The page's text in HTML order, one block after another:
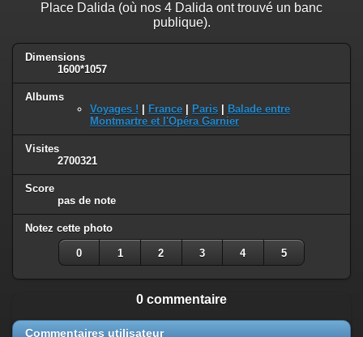
Place Dalida (où nos 4 Dalida ont trouvé un banc
publique).
Dimensions
1600*1057
Albums
Voyages !
France Paris
Balade entre
Montmartre et l'Opéra Garnier
Visites
2700321
Score
pas de note
Notez cette photo
0 1 2 3 4 5
0 commentaire
Commentaires utilisateur